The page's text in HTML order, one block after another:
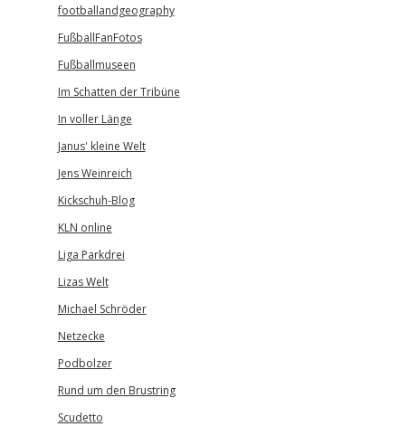
footballandgeography
FußballFanFotos
Fußballmuseen
Im Schatten der Tribüne
In voller Länge
Janus' kleine Welt
Jens Weinreich
Kickschuh-Blog
KLN online
Liga Parkdrei
Lizas Welt
Michael Schröder
Netzecke
Podbolzer
Rund um den Brustring
Scudetto